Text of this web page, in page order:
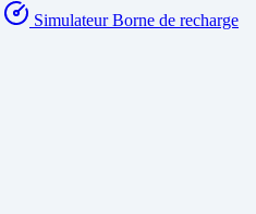
Simulateur Borne de recharge